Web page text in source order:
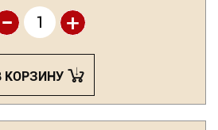
+
-
КОРЗИНУ